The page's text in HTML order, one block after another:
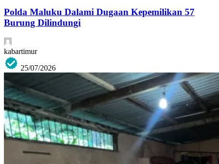
Polda Maluku Dalami Dugaan Kepemilikan 57
Burung Dilindungi
kabartimur
25/07/2026